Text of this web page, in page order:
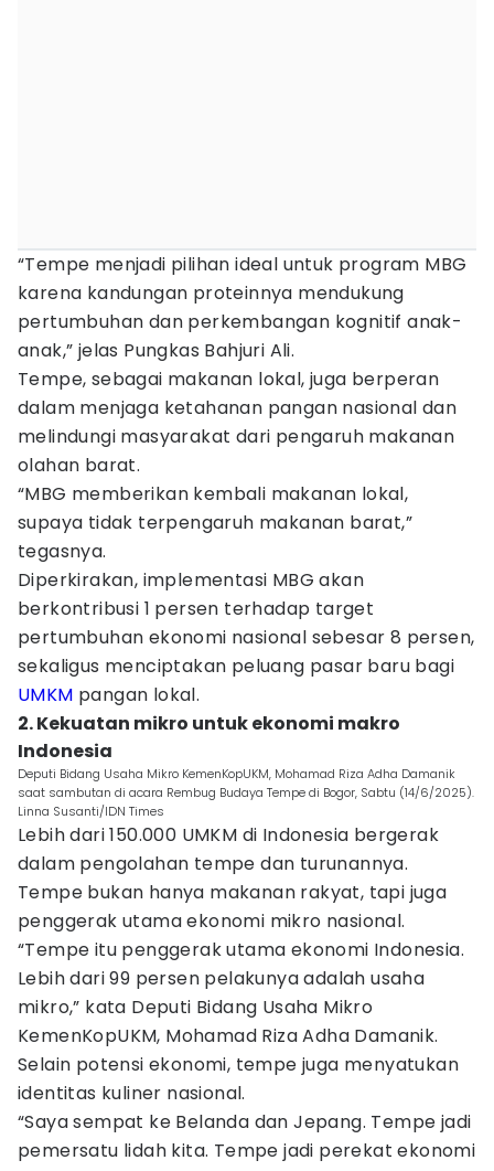
“Tempe menjadi pilihan ideal untuk program MBG
karena kandungan proteinnya mendukung
pertumbuhan dan perkembangan kognitif anak-
anak,” jelas Pungkas Bahjuri Ali.
Tempe, sebagai makanan lokal, juga berperan
dalam menjaga ketahanan pangan nasional dan
melindungi masyarakat dari pengaruh makanan
olahan barat.
“MBG memberikan kembali makanan lokal,
supaya tidak terpengaruh makanan barat,”
tegasnya.
Diperkirakan, implementasi MBG akan
berkontribusi 1 persen terhadap target
pertumbuhan ekonomi nasional sebesar 8 persen,
sekaligus menciptakan peluang pasar baru bagi
UMKM pangan lokal.
2. Kekuatan mikro untuk ekonomi makro
Indonesia
Deputi Bidang Usaha Mikro KemenKopUKM, Mohamad Riza Adha Damanik
saat sambutan di acara Rembug Budaya Tempe di Bogor, Sabtu (14/6/2025).
Linna Susanti/IDN Times
Lebih dari 150.000 UMKM di Indonesia bergerak
dalam pengolahan tempe dan turunannya.
Tempe bukan hanya makanan rakyat, tapi juga
penggerak utama ekonomi mikro nasional.
“Tempe itu penggerak utama ekonomi Indonesia.
Lebih dari 99 persen pelakunya adalah usaha
mikro,” kata Deputi Bidang Usaha Mikro
KemenKopUKM, Mohamad Riza Adha Damanik.
Selain potensi ekonomi, tempe juga menyatukan
identitas kuliner nasional.
“Saya sempat ke Belanda dan Jepang. Tempe jadi
pemersatu lidah kita. Tempe jadi perekat ekonomi